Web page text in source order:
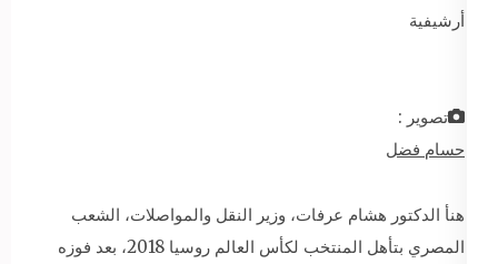
أرشيفية
تصوير :
حسام فضل
هنأ الدكتور هشام عرفات، وزير النقل والمواصلات، الشعب
المصري بتأهل المنتخب لكأس العالم روسيا 2018، بعد فوزه